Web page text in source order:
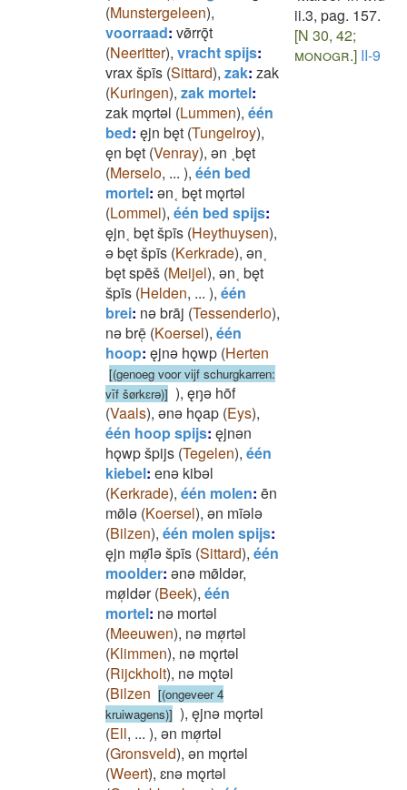
(Munstergeleen),
voorraad: vø̄rrǭt
(Neeritter), vracht spijs:
vrax špīs (Sittard), zak: zak
(Kuringen), zak mortel:
zak mǫrtǝl (Lummen), één
bed: ęjn bęt (Tungelroy),
ęn bęt (Venray), ǝn ˱bęt
(Merselo, ... ), één bed
mortel: ǝn˱ bęt mǫrtǝl
(Lommel), één bed spijs:
ęjn˱ bęt špīs (Heythuysen),
ǝ bęt špīs (Kerkrade), ǝn˱
bęt spēš (Meijel), ǝn˱ bęt
špīs (Helden, ... ), één
brei: nǝ brāj (Tessenderlo),
nǝ brē̜ (Koersel), één
hoop: ęjnǝ hǫwp (Herten
[(genoeg voor vijf schurgkarren:
vīf šørkɛrǝ)] ), ęŋǝ hōf
(Vaals), ǝnǝ hǫap (Eys),
één hoop spijs: ęjnǝn
hǫwp špijs (Tegelen), één
kiebel: enǝ kibǝl
(Kerkrade), één molen: ēn
mø̄lǝ (Koersel), ǝn mīǝlǝ
(Bilzen), één molen spijs:
ęjn mø̜̄lǝ špīs (Sittard), één
moolder: ǝnǝ mø̄ldǝr,
mø̜ldǝr(Beek), één
mortel: nǝ mortǝl
(Meeuwen), nǝ mø̜rtǝl
(Klimmen), nǝ mǫrtǝl
(Rijckholt), nǝ mǫtǝl
(Bilzen [(ongeveer 4
kruiwagens)] ), ęjnǝ mǫrtǝl
(Ell, ... ), ǝn mø̜rtǝl
(Gronsveld), ǝn mǫrtǝl
(Weert), ɛnǝ mǫrtǝl
ii.3, pag. 157.
[N 30, 42;
monogr.] II-9